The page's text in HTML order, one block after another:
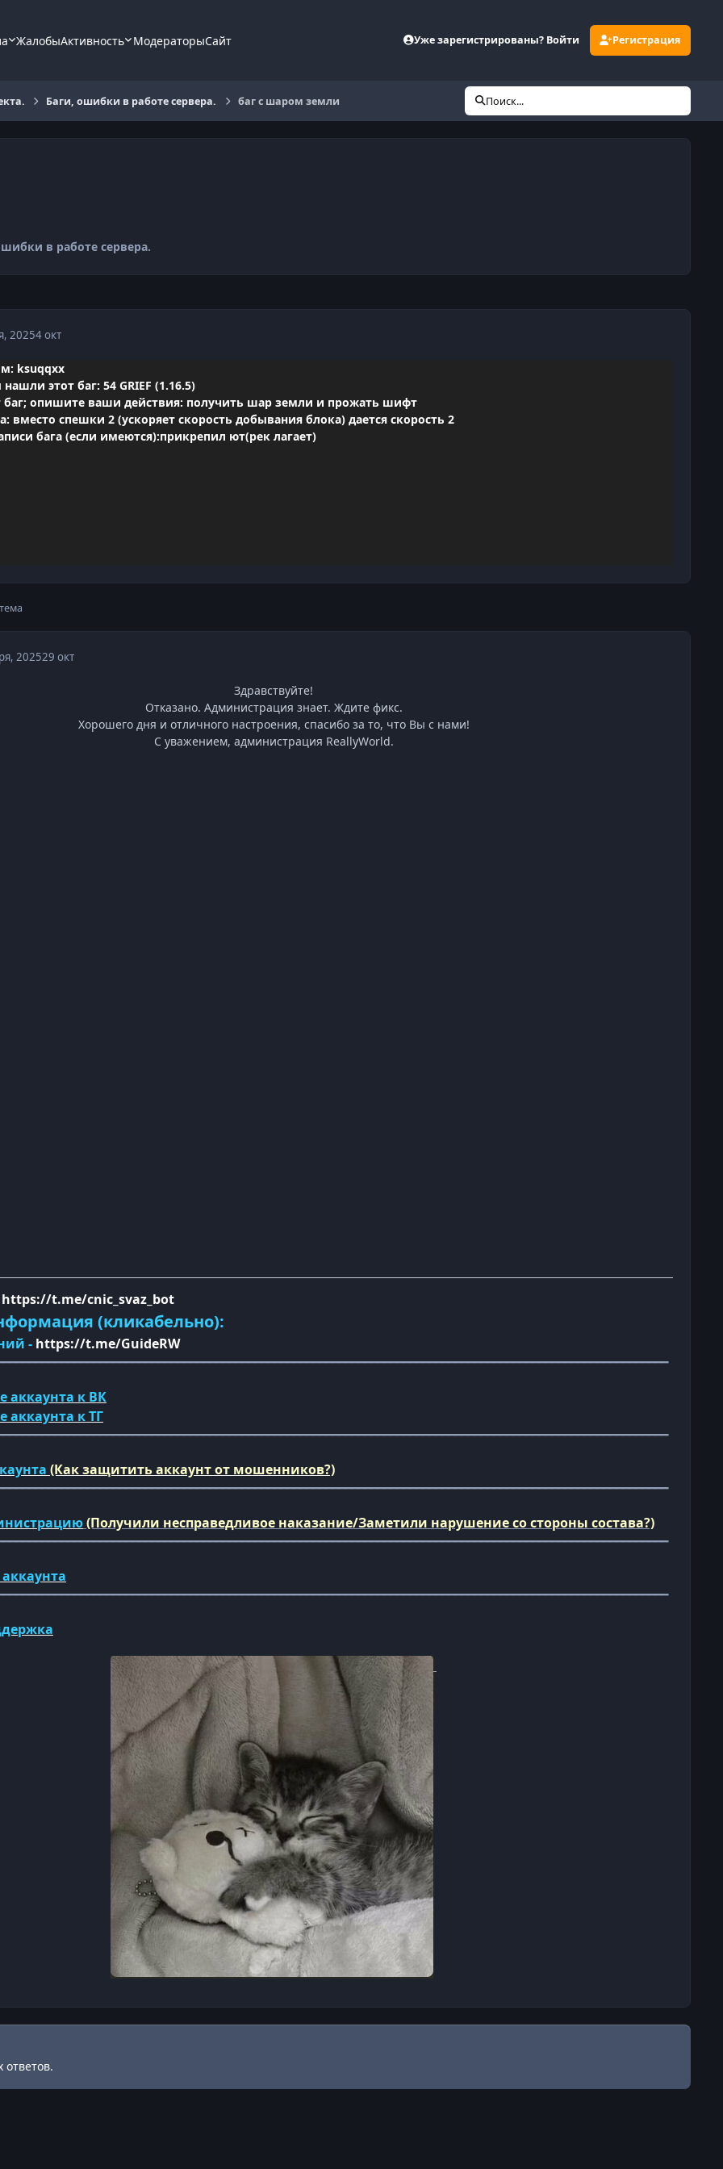
ЖалобыАктивность МодераторыСайт Уже зарегистрированы? Войти Регистрация
Баги, ошибки в работе сервера. баг с шаром земли Поиск...
в работе сервера.
20254 окт
ksuqqxx
этот баг: 54 GRIEF (1.16.5)
баг; опишите ваши действия: получить шар земли и прожать шифт
вместо спешки 2 (ускоряет скорость добывания блока) дается скорость 2
бага (если имеются):прикрепил ют(рек лагает)
202529 окт
Здравствуйте!
Отказано. Администрация знает. Ждите фикс.
Хорошего дня и отличного настроения, спасибо за то, что Вы с нами!
С уважением, администрация ReallyWorld.
https://t.me/cnic_svaz_bot
(кликабельно):
- https://t.me/GuideRW
аккаунта к ВК
аккаунта к ТГ
(Как защитить аккаунт от мошенников?)
(Получили несправедливое наказание/Заметили нарушение со стороны состава?)